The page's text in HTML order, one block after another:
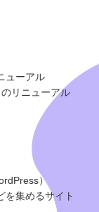
ューアル
リニューアル
）
を集めるサイト